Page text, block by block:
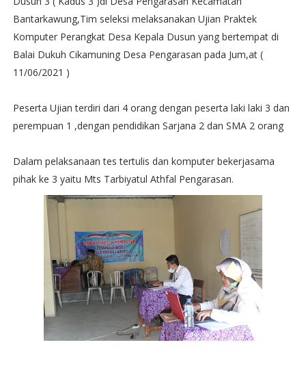
Bantarkawung,Tim seleksi melaksanakan Ujian Praktek
Komputer Perangkat Desa Kepala Dusun yang bertempat di
Balai Dukuh Cikamuning Desa Pengarasan pada Jum,at (
11/06/2021 )
Peserta Ujian terdiri dari 4 orang dengan peserta laki laki 3 dan
perempuan 1 ,dengan pendidikan Sarjana 2 dan SMA 2 orang
Dalam pelaksanaan tes tertulis dan komputer bekerjasama
pihak ke 3 yaitu Mts Tarbiyatul Athfal Pengarasan.